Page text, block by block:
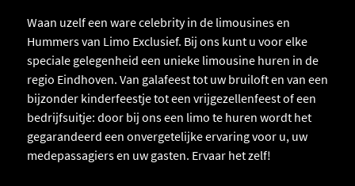
Waan uzelf een ware celebrity in de limousines en
Hummers van Limo Exclusief. Bij ons kunt u voor elke
speciale gelegenheid een unieke limousine huren in de
regio Eindhoven. Van galafeest tot uw bruiloft en van een
bijzonder kinderfeestje tot een vrijgezellenfeest of een
bedrijfsuitje: door bij ons een limo te huren wordt het
gegarandeerd een onvergetelijke ervaring voor u, uw
medepassagiers en uw gasten. Ervaar het zelf!